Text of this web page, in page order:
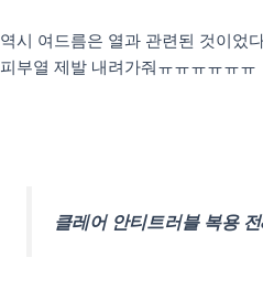
역시 여드름은 열과 관련된 것이었
피부열 제발 내려가줘ㅠㅠㅠㅠㅠㅠ
클레어 안티트러블 복용